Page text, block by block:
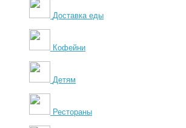
Доставка еды
Кофейни
Детям
Рестораны